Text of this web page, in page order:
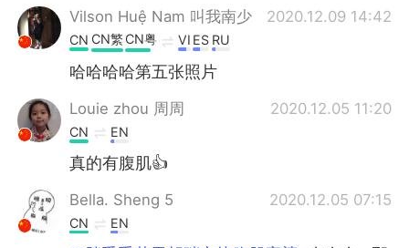
Vilson Huệ Nam 叫我南少
2020.12.09 14:42
CN CN繁 CN粤 VI ES RU
哈哈哈哈第五张照片
Louie zhou 周周 2020.12.05 11:20
CN EN
真的有腹肌👍
Bella. Sheng 5 2020.12.05 07:15
CN EN